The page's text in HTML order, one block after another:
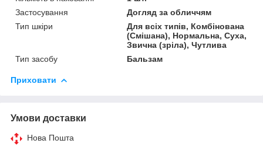
Застосування
Догляд за обличчям
Тип шкіри
Для всіх типів, Комбінована
(Смішана), Нормальна, Суха,
Звична (зріла), Чутлива
Тип засобу
Бальзам
Приховати
Умови доставки
Нова Пошта